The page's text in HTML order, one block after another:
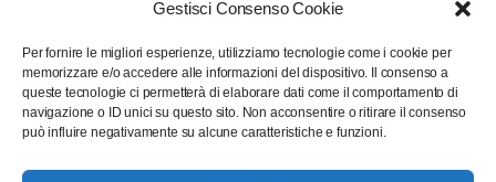
Gestisci Consenso Cookie
Per fornire le migliori esperienze, utilizziamo tecnologie come i cookie per
memorizzare e/o accedere alle informazioni del dispositivo. Il consenso a
queste tecnologie ci permetterà di elaborare dati come il comportamento di
navigazione o ID unici su questo sito. Non acconsentire o ritirare il consenso
può influire negativamente su alcune caratteristiche e funzioni.
STORIA DI ARZONA
IL VIAGGIO DI
TOMMASO
€ 14,00